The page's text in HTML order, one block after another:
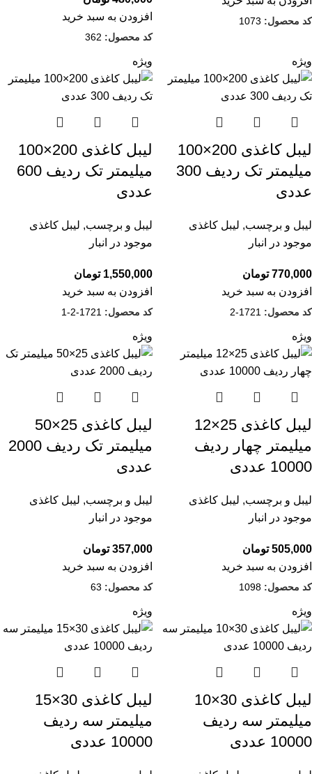
کد محصول: 1073
افزودن به سبد خرید
کد محصول: 362
ویژه
لیبل کاغذی 200×100
میلیمتر تک ردیف 300
عددی
لیبل و برچسب, لیبل کاغذی
موجود در انبار
770,000 تومان
افزودن به سبد خرید
کد محصول: 1721-2
ویژه
لیبل کاغذی 200×100
میلیمتر تک ردیف 600
عددی
لیبل و برچسب, لیبل کاغذی
موجود در انبار
1,550,000 تومان
افزودن به سبد خرید
کد محصول: 1721-2-1
ویژه
لیبل کاغذی 25×12
میلیمتر چهار ردیف
10000 عددی
لیبل و برچسب, لیبل کاغذی
موجود در انبار
505,000 تومان
افزودن به سبد خرید
کد محصول: 1098
ویژه
لیبل کاغذی 25×50
میلیمتر تک ردیف 2000
عددی
لیبل و برچسب, لیبل کاغذی
موجود در انبار
357,000 تومان
افزودن به سبد خرید
کد محصول: 63
ویژه
لیبل کاغذی 30×10
میلیمتر سه ردیف
10000 عددی
ویژه
لیبل کاغذی 30×15
میلیمتر سه ردیف
10000 عددی